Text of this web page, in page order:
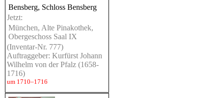
Bensberg, Schloss Bensberg
Jetzt:
München, Alte Pinakothek,
Obergeschoss Saal IX
(Inventar-Nr. 777)
Auftraggeber: Kurfürst Johann
Wilhelm von der Pfalz (1658-
1716)
um 1710–1716